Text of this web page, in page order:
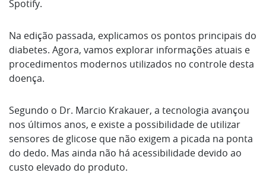
Spotify.
Na edição passada, explicamos os pontos principais do
diabetes. Agora, vamos explorar informações atuais e
procedimentos modernos utilizados no controle desta
doença.
Segundo o Dr. Marcio Krakauer, a tecnologia avançou
nos últimos anos, e existe a possibilidade de utilizar
sensores de glicose que não exigem a picada na ponta
do dedo. Mas ainda não há acessibilidade devido ao
custo elevado do produto.